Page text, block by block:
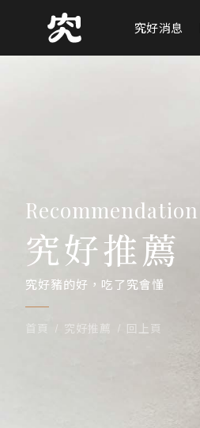
究好消息
Recommendation
究好推薦
究好豬的好，吃了究會懂
首頁 究好推薦 回上頁